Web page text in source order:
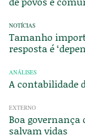
NOTÍCIAS
Tamanho
resposta é
ANÁLISES
A contabilidade
EXTERNO
Boa
salvam vidas